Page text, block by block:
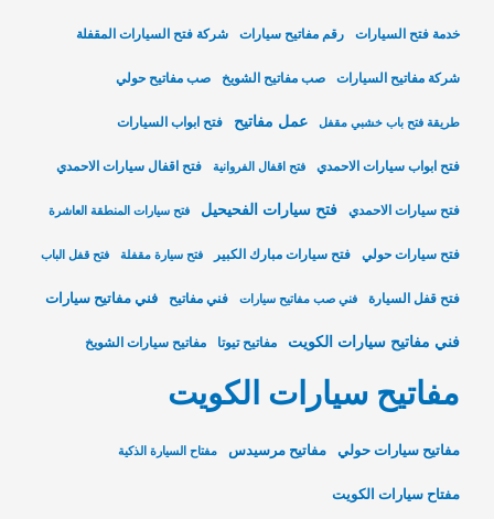
خدمة فتح السيارات رقم مفاتيح سيارات شركة فتح السيارات المقفلة
شركة مفاتيح السيارات صب مفاتيح الشويخ صب مفاتيح حولي
طريقة فتح باب خشبي مقفل عمل مفاتيح فتح ابواب السيارات
فتح ابواب سيارات الاحمدي فتح اقفال الفروانية فتح اقفال سيارات الاحمدي
فتح سيارات الاحمدي فتح سيارات الفحيحيل فتح سيارات المنطقة العاشرة
فتح سيارات حولي فتح سيارات مبارك الكبير فتح سيارة مقفلة فتح قفل الباب
فتح قفل السيارة فني صب مفاتيح سيارات فني مفاتيح فني مفاتيح سيارات
فني مفاتيح سيارات الكويت مفاتيح تيوتا مفاتيح سيارات الشويخ
مفاتيح سيارات الكويت
مفاتيح سيارات حولي مفاتيح مرسيدس مفتاح السيارة الذكية
مفتاح سيارات الكويت